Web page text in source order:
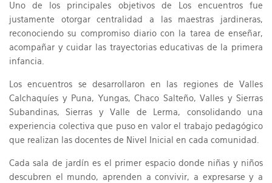
Uno de los principales objetivos de Los encuentros fue
justamente otorgar centralidad a las maestras jardineras,
reconociendo su compromiso diario con la tarea de enseñar,
acompañar y cuidar las trayectorias educativas de la primera
infancia.
Los encuentros se desarrollaron en las regiones de Valles
Calchaquíes y Puna, Yungas, Chaco Salteño, Valles y Sierras
Subandinas, Sierras y Valle de Lerma, consolidando una
experiencia colectiva que puso en valor el trabajo pedagógico
que realizan las docentes de Nivel Inicial en cada comunidad.
Cada sala de jardín es el primer espacio donde niñas y niños
descubren el mundo, aprenden a convivir, a expresarse y a